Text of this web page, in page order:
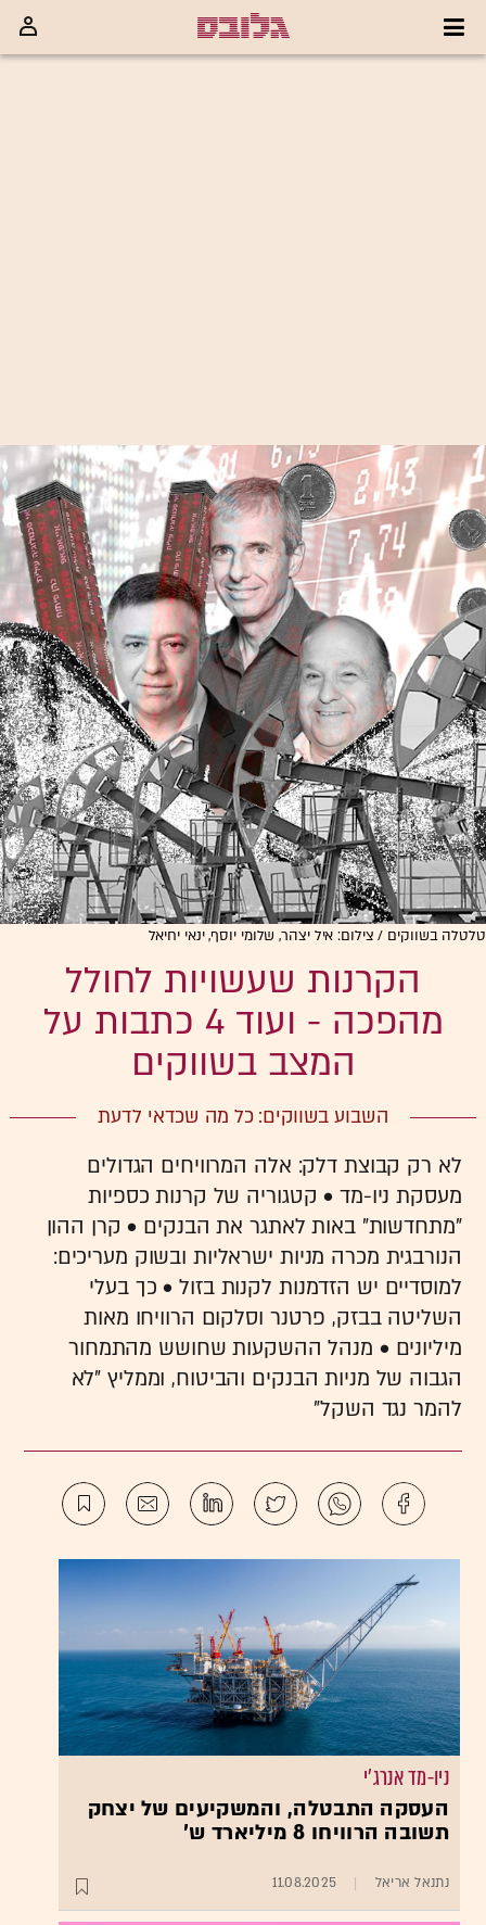
טלטלה בשווקים / צילום: איל יצהר, שלומי יוסף, ינאי יחיאל
הקרנות שעשויות לחולל
מהפכה - ועוד 4 כתבות על
המצב בשווקים
השבוע בשווקים: כל מה שכדאי לדעת
לא רק קבוצת דלק: אלה המרוויחים הגדולים
מעסקת ניו-מד • קטגוריה של קרנות כספיות
"מתחדשות" באות לאתגר את הבנקים • קרן ההון
הנורבגית מכרה מניות ישראליות ובשוק מעריכים:
למוסדיים יש הזדמנות לקנות בזול • כך בעלי
השליטה בבזק, פרטנר וסלקום הרוויחו מאות
מיליונים • מנהל ההשקעות שחושש מהתמחור
הגבוה של מניות הבנקים והביטוח, וממליץ "לא
להמר נגד השקל"
ניו-מד אנרג'י
העסקה התבטלה, והמשקיעים של יצחק
תשובה הרוויחו 8 מיליארד ש'
נתנאל אריאל 11.08.2025